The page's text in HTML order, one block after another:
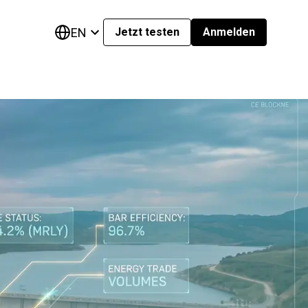
EN Jetzt testen Anmelden